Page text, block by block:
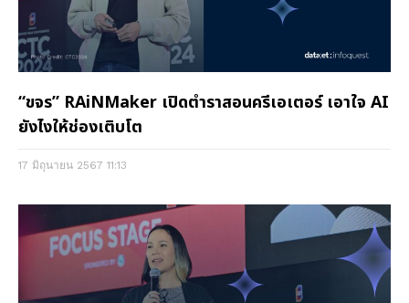
“ขจร” RAiNMaker เปิดตำราสอนครีเอเตอร์ เอาใจ AI
ยังไงให้ช่องเติบโต
17 มิถุนายน 2567 11:13